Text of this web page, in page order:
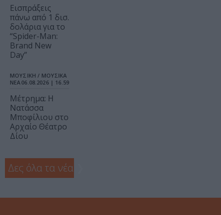
Εισπράξεις
πάνω από 1 δισ.
δολάρια για το
“Spider-Man:
Brand New
Day”
ΜΟΥΣΙΚΗ / ΜΟΥΣΙΚΑ
ΝΕΑ 06.08.2026 | 16.59
Μέτρημα: Η
Νατάσσα
Μποφίλιου στο
Αρχαίο Θέατρο
Δίου
Δες όλα τα νέα